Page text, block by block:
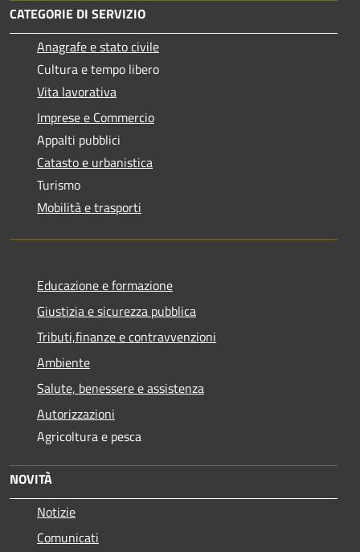
CATEGORIE DI SERVIZIO
Anagrafe e stato civile
Cultura e tempo libero
Vita lavorativa
Imprese e Commercio
Appalti pubblici
Catasto e urbanistica
Turismo
Mobilità e trasporti
Educazione e formazione
Giustizia e sicurezza pubblica
Tributi,finanze e contravvenzioni
Ambiente
Salute, benessere e assistenza
Autorizzazioni
Agricoltura e pesca
NOVITÀ
Notizie
Comunicati